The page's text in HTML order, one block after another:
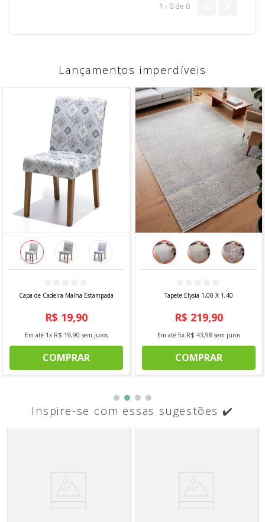
1 - 0 de 0
Lançamentos imperdíveis
Capa de Cadeira Malha Estampada
R$ 19,90
Em até 1x R$ 19,90 sem juros
COMPRAR
Tapete Elysia 1,00 X 1,40
R$ 219,90
Em até 5x R$ 43,98 sem juros
COMPRAR
Inspire-se com essas sugestões ✔️